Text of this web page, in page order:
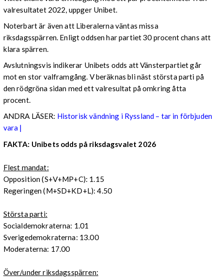
valresultatet 2022, uppger Unibet.
Noterbart är även att Liberalerna väntas missa
riksdagsspärren. Enligt oddsen har partiet 30 procent chans att
klara spärren.
Avslutningsvis indikerar Unibets odds att Vänsterpartiet går
mot en stor valframgång. V beräknas bli näst största parti på
den rödgröna sidan med ett valresultat på omkring åtta
procent.
ANDRA LÄSER: Historisk vändning i Ryssland – tar in förbjuden
vara |
FAKTA: Unibets odds på riksdagsvalet 2026
Flest mandat:
Opposition (S+V+MP+C): 1.15
Regeringen (M+SD+KD+L): 4.50
Största parti:
Socialdemokraterna: 1.01
Sverigedemokraterna: 13.00
Moderaterna: 17.00
Över/under riksdagsspärren: